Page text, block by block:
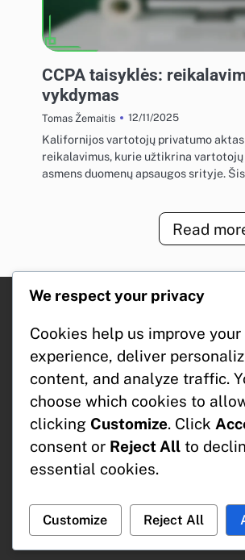
CCPA taisyklės:
vykdymas
Tomas Žemaitis 12/11/2025
Kalifornijos vartotojų privatumo aktas
reikalavimus, kurie užtikrina
asmens duomenų apsaugos srityje.
Read
Mūsų istorija
Duomenų apsaugos politika
Slapukų nuostatos
Susisiekite su mumis
Paslaugų teikimo sąlygos
We respect your privacy
Cookies help us improve your
experience, deliver
content, and analyze traffic.
choose which cookies to
clicking Customize. Click
consent or Reject All to
essential cookies.
Customize Reject All